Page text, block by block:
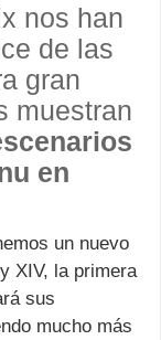
nos han
de las
gran
muestran
en
un nuevo
XIV, la primera
sus
mucho más